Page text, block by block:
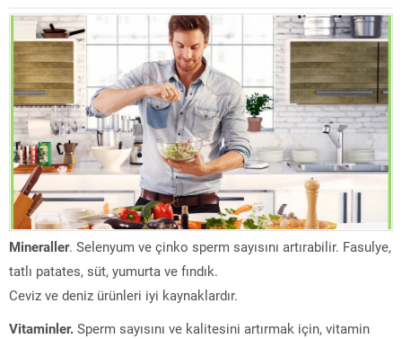
Mineraller. Selenyum ve çinko sperm sayısını artırabilir. Fasulye,
tatlı patates, süt, yumurta ve fındık.
Ceviz ve deniz ürünleri iyi kaynaklardır.
Vitaminler. Sperm sayısını ve kalitesini artırmak için, vitamin